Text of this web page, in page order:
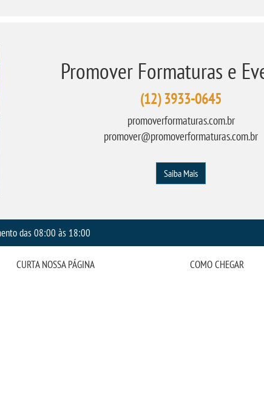
Promover Formaturas e
(12) 3933-0645
promoverformaturas.com.br
promover@promoverformaturas.com.br
Saiba Mais
das 08:00 às 18:00
CURTA NOSSA PÁGINA COMO CHEGAR